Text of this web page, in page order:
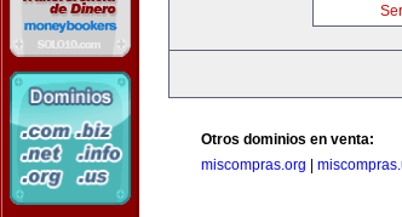
Otros dominios en venta:
miscompras.org